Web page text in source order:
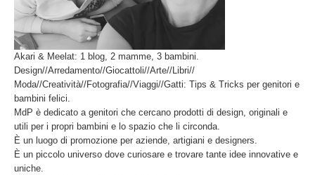
Akari & Meelat: 1 blog, 2 mamme, 3 bambini.
Design//Arredamento//Giocattoli//Arte//Libri//
Moda//Creatività//Fotografia//Viaggi//Gatti: Tips & Tricks per genitori e
bambini felici.
MdP è dedicato a genitori che cercano prodotti di design, originali e
utili per i propri bambini e lo spazio che li circonda.
È un luogo di promozione per aziende, artigiani e designers.
È un piccolo universo dove curiosare e trovare tante idee innovative e
uniche.